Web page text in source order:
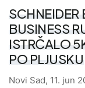
SCHNEIDER
BUSINESS
ISTRČALO
PO PLJUSKU
Novi Sad, 11. jun